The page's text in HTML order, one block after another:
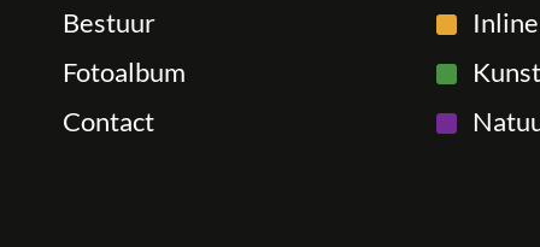
Bestuur
Fotoalbum
Contact